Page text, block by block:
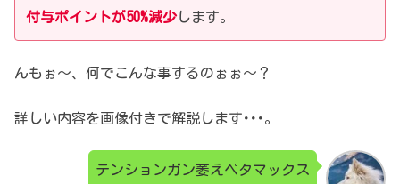
付与ポイントが50%減少します。
んもぉ～、何でこんな事するのぉぉ～？
詳しい内容を画像付きで解説します･･･。
テンションガン萎えペタマックス